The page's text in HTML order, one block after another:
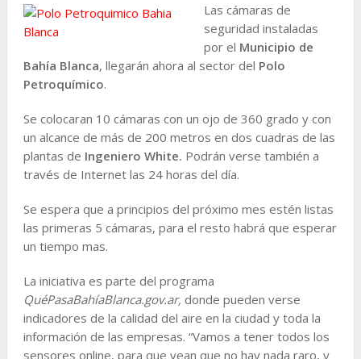
Las cámaras de
seguridad instaladas
por el Municipio de
Bahía Blanca, llegarán ahora al sector del Polo
Petroquímico.
Se colocaran 10 cámaras con un ojo de 360 grado y con
un alcance de más de 200 metros en dos cuadras de las
plantas de Ingeniero White. Podrán verse también a
través de Internet las 24 horas del día.
Se espera que a principios del próximo mes estén listas
las primeras 5 cámaras, para el resto habrá que esperar
un tiempo mas.
La iniciativa es parte del programa
QuéPasaBahíaBlanca.gov.ar, donde pueden verse
indicadores de la calidad del aire en la ciudad y toda la
información de las empresas. “Vamos a tener todos los
sensores online, para que vean que no hay nada raro, y